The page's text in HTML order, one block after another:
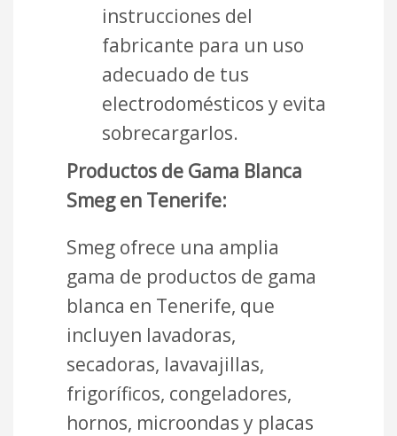
instrucciones del
fabricante para un uso
adecuado de tus
electrodomésticos y evita
sobrecargarlos.
Productos de Gama Blanca
Smeg en Tenerife:
Smeg ofrece una amplia
gama de productos de gama
blanca en Tenerife, que
incluyen lavadoras,
secadoras, lavavajillas,
frigoríficos, congeladores,
hornos, microondas y placas